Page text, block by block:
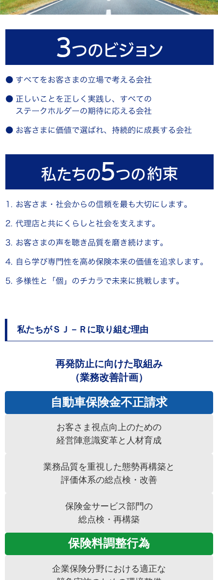
私たちがＳＪ－Ｒに取り組む理由
再発防止に向けた取組み
（業務改善計画）
自動車保険金不正請求
お客さま視点向上のための
経営陣意識変革と人材育成
業務品質を重視した態勢再構築と
評価体系の総点検・改善
保険金サービス部門の
総点検・再構築
保険料調整行為
企業保険分野における適正な